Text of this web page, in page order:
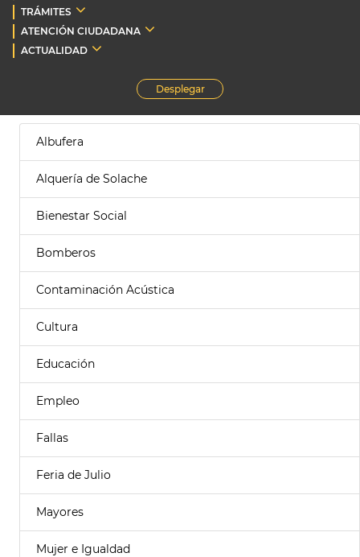
TRÁMITES
ATENCIÓN CIUDADANA
ACTUALIDAD
Desplegar
Albufera
Alquería de Solache
Bienestar Social
Bomberos
Contaminación Acústica
Cultura
Educación
Empleo
Fallas
Feria de Julio
Mayores
Mujer e Igualdad